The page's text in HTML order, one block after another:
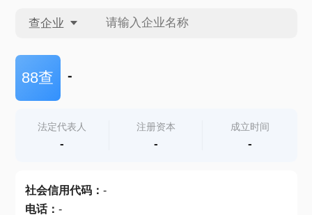
查企业
查企业
查产地
88查 -
法定代表人
-
注册资本
-
成立时间
-
社会信用代码： -
电话： -